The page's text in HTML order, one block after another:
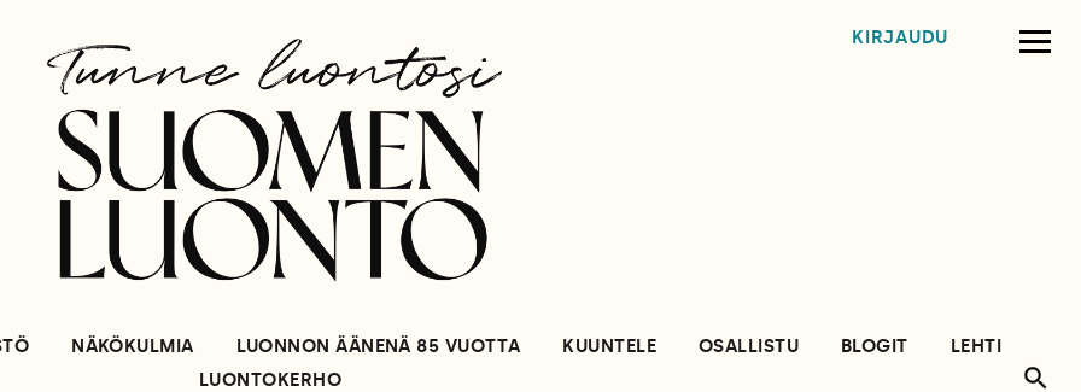
KIRJAUDU
NÄKÖKULMIA LUONNON ÄÄNENÄ 85 VUOTTA KUUNTELE OSALLISTU BLOGIT
LEHTI
LUONTOKERHO